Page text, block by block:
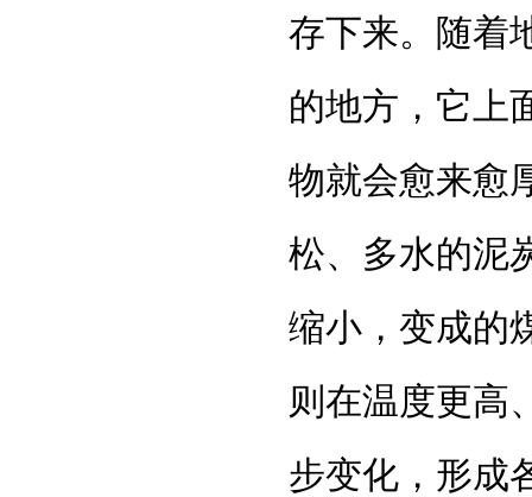
存下来。随着
的地方，它上
物就会愈来愈
松、多水的泥
缩小，变成的
则在温度更高
步变化，形成